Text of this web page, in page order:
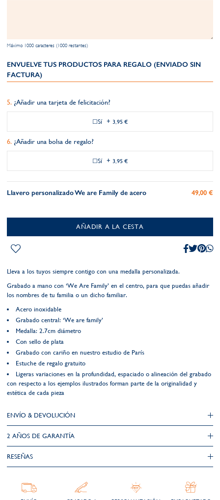
Máximo 1000 caracteres (1000 restantes)
ENVUELVE TUS PRODUCTOS PARA REGALO (ENVIADO SIN
FACTURA)
¿Añadir una tarjeta de felicitación?
Sí + 3,95 €
¿Añadir una bolsa de regalo?
Sí + 3,95 €
Llavero personalizado We are Family de acero 49,00 €
AÑADIR A LA CESTA
Lleva a los tuyos siempre contigo con una medalla personalizada.
Grabado a mano con ‘We Are Family’ en el centro, para que puedas añadir
los nombres de tu familia o un dicho familiar.
Acero inoxidable
Grabado central: ‘We are family’
Medalla: 2.7cm diámetro
Con sello de plata
Grabado con cariño en nuestro estudio de París
Estuche de regalo gratuito
Ligeras variaciones en la profundidad, espaciado o alineación del grabado
con respecto a los ejemplos ilustrados forman parte de la originalidad y
estética de cada pieza
ENVÍO & DEVOLUCIÓN
2 AÑOS DE GARANTÍA​
RESEÑAS